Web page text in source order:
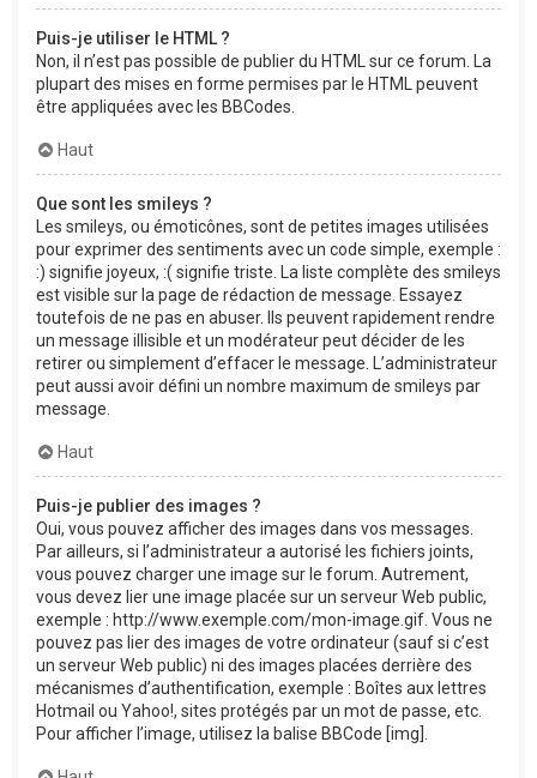
Puis-je utiliser le HTML ?
Non, il n’est pas possible de publier du HTML sur ce forum. La
plupart des mises en forme permises par le HTML peuvent
être appliquées avec les BBCodes.
Haut
Que sont les smileys ?
Les smileys, ou émoticônes, sont de petites images utilisées
pour exprimer des sentiments avec un code simple, exemple :
:) signifie joyeux, :( signifie triste. La liste complète des smileys
est visible sur la page de rédaction de message. Essayez
toutefois de ne pas en abuser. Ils peuvent rapidement rendre
un message illisible et un modérateur peut décider de les
retirer ou simplement d’effacer le message. L’administrateur
peut aussi avoir défini un nombre maximum de smileys par
message.
Haut
Puis-je publier des images ?
Oui, vous pouvez afficher des images dans vos messages.
Par ailleurs, si l’administrateur a autorisé les fichiers joints,
vous pouvez charger une image sur le forum. Autrement,
vous devez lier une image placée sur un serveur Web public,
exemple : http://www.exemple.com/mon-image.gif. Vous ne
pouvez pas lier des images de votre ordinateur (sauf si c’est
un serveur Web public) ni des images placées derrière des
mécanismes d’authentification, exemple : Boîtes aux lettres
Hotmail ou Yahoo!, sites protégés par un mot de passe, etc.
Pour afficher l’image, utilisez la balise BBCode [img].